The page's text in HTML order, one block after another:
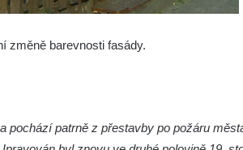
změně barevnosti fasády.
pochází patrně z přestavby po požáru